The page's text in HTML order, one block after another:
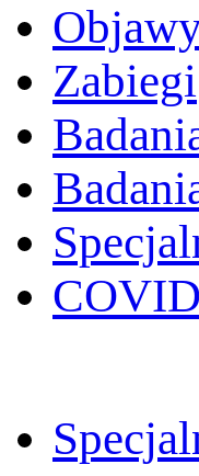
Zabiegi